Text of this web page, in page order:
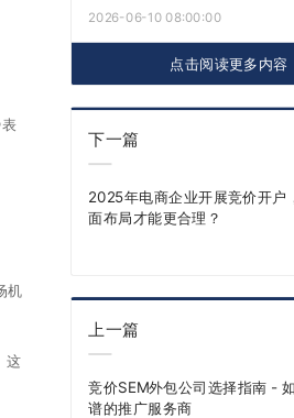
机
这
2026-06-10 08:00:00
点击阅读更多内容
下一篇
2025年电商企业开展竞价开户
面布局才能更合理？
上一篇
竞价SEM外包公司选择指南 -
谱的推广服务商